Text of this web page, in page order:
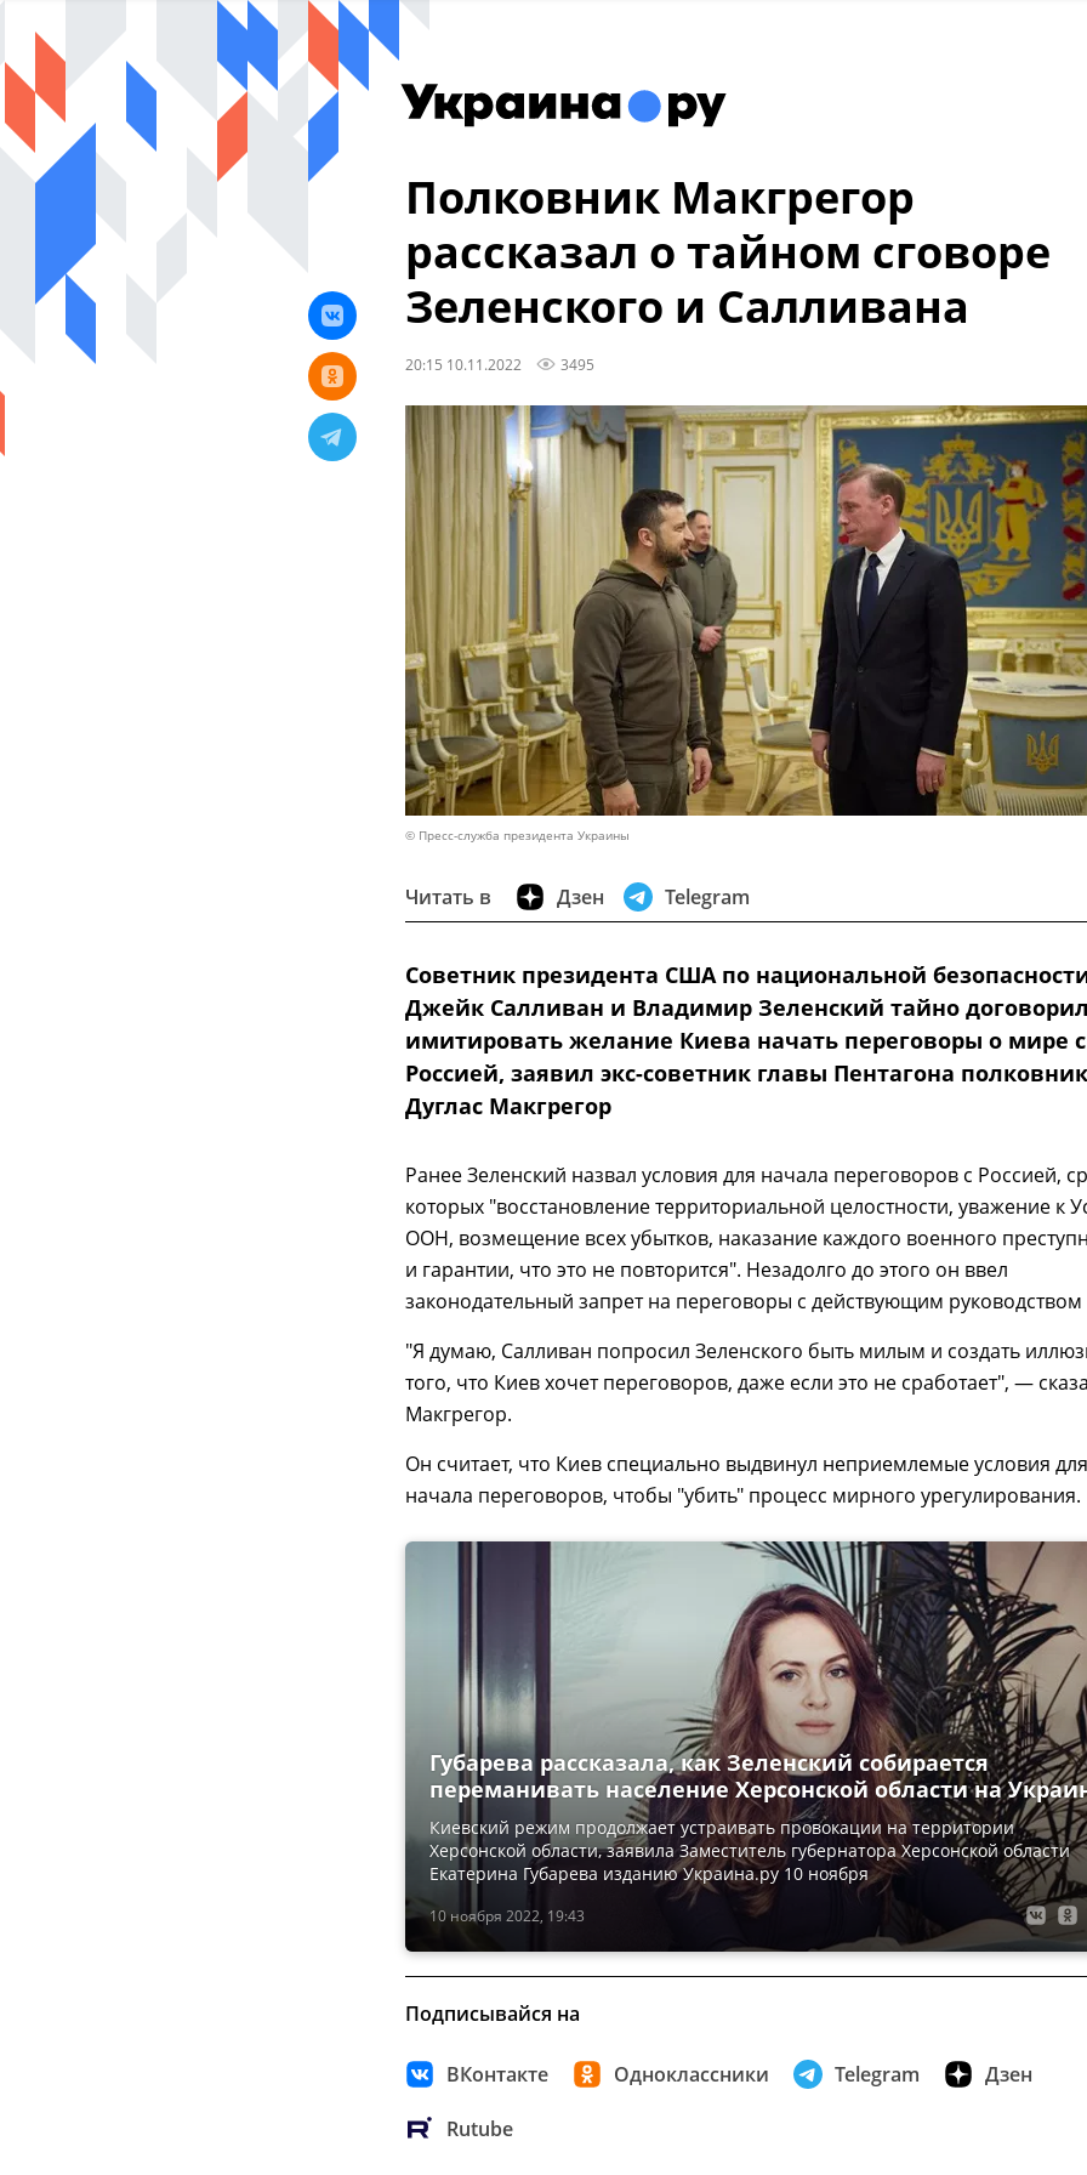
Полковник Макгрегор
рассказал о тайном сговоре
Зеленского и Салливана
20:15 10.11.2022 3495
© Пресс-служба президента Украины
Читать в Дзен Telegram
Советник президента США по национальной
Джейк Салливан и Владимир Зеленский тайно
имитировать желание Киева начать переговоры о мире с
Россией, заявил экс-советник главы Пентагона полковник
Дуглас Макгрегор
Ранее Зеленский назвал условия для начала переговоров с Россией,
которых "восстановление территориальной целостности, уважение к
ООН, возмещение всех убытков, наказание каждого военного
и гарантии, что это не повторится". Незадолго до этого он ввел
законодательный запрет на переговоры с действующим
"Я думаю, Салливан попросил Зеленского быть милым и создать
того, что Киев хочет переговоров, даже если это не сработает", —
Макгрегор.
Он считает, что Киев специально выдвинул неприемлемые условия для
начала переговоров, чтобы "убить" процесс мирного урегулирования.
10 ноября 2022, 19:43
Губарева рассказала, как Зеленский собирается
переманивать население Херсонской области на
Киевский режим продолжает устраивать провокации на территории
Херсонской области, заявила Заместитель губернатора Херсонской области
Екатерина Губарева изданию Украина.ру 10 ноября
Подписывайся на
ВКонтакте Одноклассники Telegram Дзен
Rutube